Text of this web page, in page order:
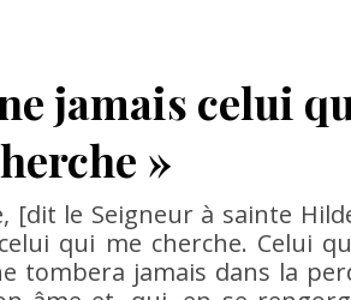
jamais celui
»
[dit le Seigneur à sainte
qui me cherche. Celui
tombera jamais dans la